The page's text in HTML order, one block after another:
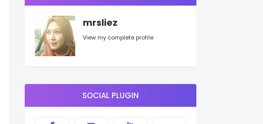
mrsliez
View my complete profile
SOCIAL PLUGIN